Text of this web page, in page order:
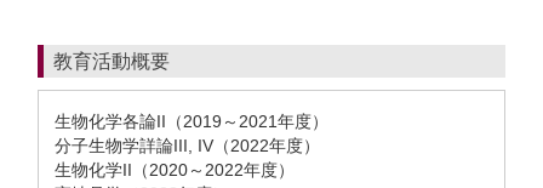
教育活動概要
生物化学各論II（2019～2021年度）
分子生物学詳論III, IV（2022年度）
生物化学II（2020～2022年度）